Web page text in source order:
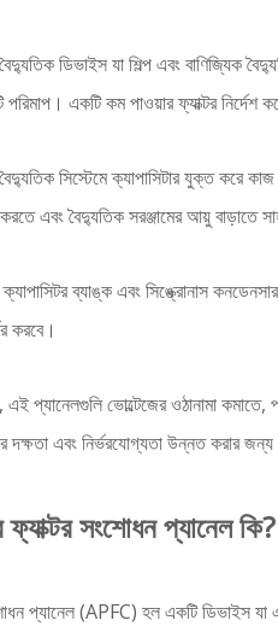
ডিভাইস যা শিল্প এবং বাণিজ্যিক
একটি কম পাওয়ার ফ্যাক্টর নির্দেশ
বৈদ্যুতিক সিস্টেমে ক্যাপাসিটার যুক্ত
এবং বৈদ্যুতিক সরঞ্জামের আয়ু বাড়াতে
ব্যাঙ্ক এবং সিঙ্ক্রোনাস
করবে।
এই প্যানেলগুলি ভোল্টেজের ওঠানামা
দক্ষতা এবং নির্ভরযোগ্যতা উন্নত করার
সংশোধন প্যানেল কি?
প্যানেল (APFC) হল একটি ডিভাইস যা